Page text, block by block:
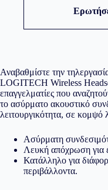
Αναβαθμίστε την
LOGITECH Wireless
επαγγελματίες που
το ασύρματο ακουστικό
λειτουργικότητα, σε κομψό
Ασύρματη
Λευκή απόχρωση για
Κατάλληλο για
περιβάλλοντα.